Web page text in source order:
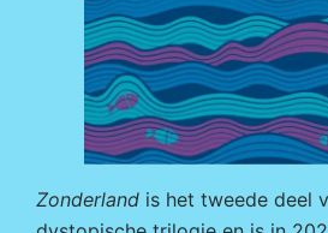
Zonderland is het tweede deel